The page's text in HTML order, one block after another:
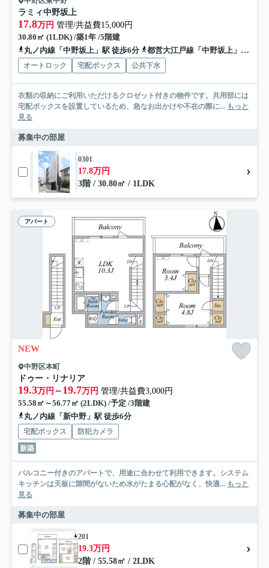
ラミィ中野坂上
17.8万円 管理/共益費15,000円
30.80㎡ (1LDK) /築1年 /5階建
丸ノ内線「中野坂上」駅 徒歩6分
都営大江戸線「中野坂上」駅 徒歩6分
オートロック 宅配ボックス 公共下水
衣類の収納にご利用いただけるクロゼット付きの物件です。共用部には
宅配ボックスを設置しているため、急なお出かけや不在の際に... もっと
見る
募集中の部屋
0301
17.8万円
3階 / 30.80㎡ / 1LDK
アパート
NEW
中野区本町
ドゥー・リナリア
19.3万円～ 19.7万円 管理/共益費3,000円
55.58㎡～56.77㎡ (2LDK) /予定 /3階建
丸ノ内線「新中野」駅 徒歩6分
宅配ボックス
防犯カメラ
新築
バルコニー付きのアパートで、用途に合わせて利用できます。システム
キッチンは天板に隙間がないため水がたまる心配がなく、快適... もっと
見る
募集中の部屋
201
19.3万円
2階 / 55.58㎡ / 2LDK